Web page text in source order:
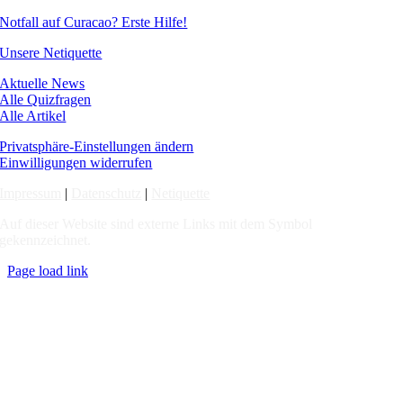
Notfall auf Curacao? Erste Hilfe!
Unsere Netiquette
Aktuelle News
Alle Quizfragen
Alle Artikel
Privatsphäre-Einstellungen ändern
Einwilligungen widerrufen
| |
Page load link